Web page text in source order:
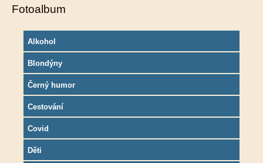
Fotoalbum
Alkohol
Blondýny
Černý humor
Cestování
Covid
Děti